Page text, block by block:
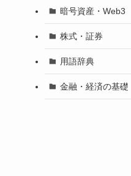
暗号資産・Web3
株式・証券
用語辞典
金融・経済の基礎